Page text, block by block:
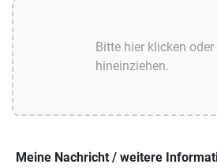
Meine Nachricht / weitere